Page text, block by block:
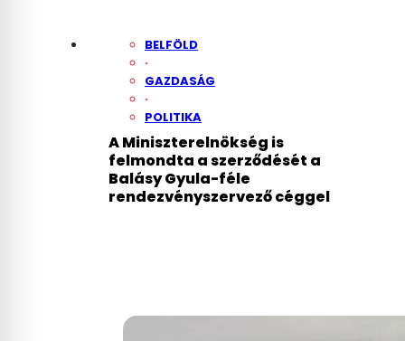
BELFÖLD
·
GAZDASÁG
·
POLITIKA
A Miniszterelnökség is
felmondta a szerződését a
Balásy Gyula-féle
rendezvényszervező céggel